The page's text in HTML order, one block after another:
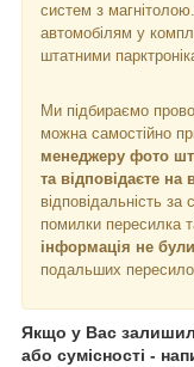
систем з
автомобілям у
штатними
Ми підбираємо
можна самостійно
менеджеру фото
та відповідаєте на
відповідальність за
помилки пересилка
інформація не
подальших
Якщо у Вас
або сумісності -